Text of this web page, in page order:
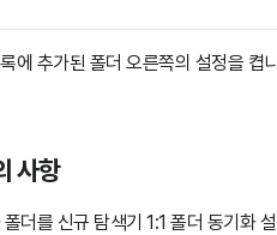
에 추가된 폴더 오른쪽의 설정을 켭
사항
더를 신규 탐색기 1:1 폴더 동기화